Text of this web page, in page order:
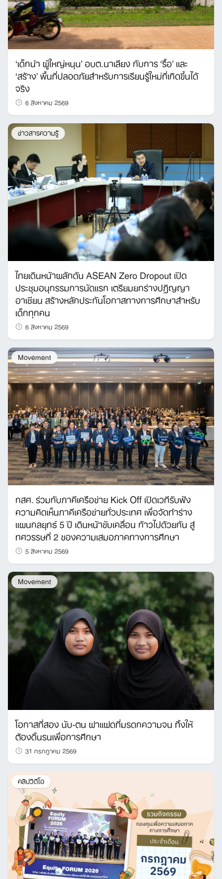
Search
for:
‘เด็กนำ ผู้ใหญ่หนุน’ อบต.นาเลียง กับการ ‘รื้อ’ และ
‘สร้าง’ พื้นที่ปลอดภัยสำหรับการเรียนรู้ใหม่ที่เกิดขึ้นได้
จริง
6 สิงหาคม 2569
ข่าวสารความรู้
ไทยเดินหน้าผลักดัน ASEAN Zero Dropout เปิด
ประชุมอนุกรรมการนัดแรก เตรียมยกร่างปฏิญญา
อาเซียน สร้างหลักประกันโอกาสทางการศึกษาสำหรับ
เด็กทุกคน
6 สิงหาคม 2569
Movement
กสศ. ร่วมกับภาคีเครือข่าย Kick Off เปิดเวทีรับฟัง
ความคิดเห็นภาคีเครือข่ายทั่วประเทศ เพื่อจัดทำร่าง
แผนกลยุทธ์ 5 ปี เดินหน้าขับเคลื่อน ก้าวไปด้วยกัน สู่
ทศวรรษที่ 2 ของความเสมอภาคทางการศึกษา
5 สิงหาคม 2569
Movement
โอกาสที่สอง นับ-ตน ฝาแฝดที่มรดกความจน ทิ้งให้
ต้องดิ้นรนเพื่อการศึกษา
31 กรกฎาคม 2569
คลิปวิดีโอ